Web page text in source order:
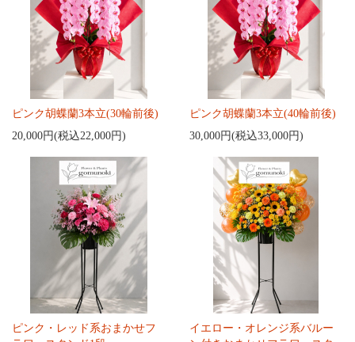
ピンク胡蝶蘭3本立(30輪前後)
20,000円(税込22,000円)
ピンク胡蝶蘭3本立(40輪前後)
30,000円(税込33,000円)
ピンク・レッド系おまかせフ
イエロー・オレンジ系バルー